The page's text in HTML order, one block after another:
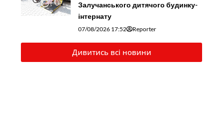
Залучанського дитячого будинку-
інтернату
07/08/2026 17:52 Reporter
Дивитись всі новини